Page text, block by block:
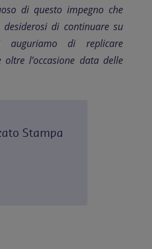
di questo impegno che
di continuare su
auguriamo di replicare
l’occasione data delle
Stampa